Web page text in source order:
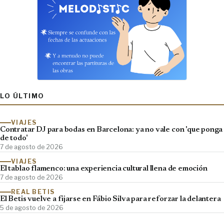
LO ÚLTIMO
VIAJES
Contratar DJ para bodas en Barcelona: ya no vale con 'que ponga
de todo'
7 de agosto de 2026
VIAJES
El tablao flamenco: una experiencia cultural llena de emoción
7 de agosto de 2026
REAL BETIS
El Betis vuelve a fijarse en Fábio Silva para reforzar la delantera
5 de agosto de 2026